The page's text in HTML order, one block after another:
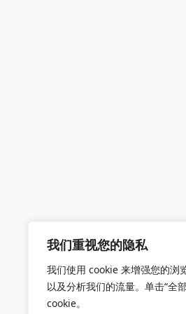
我们重视您的隐私
我们使用 cookie 来增强您的浏
以及分析我们的流量。单击“全
cookie。